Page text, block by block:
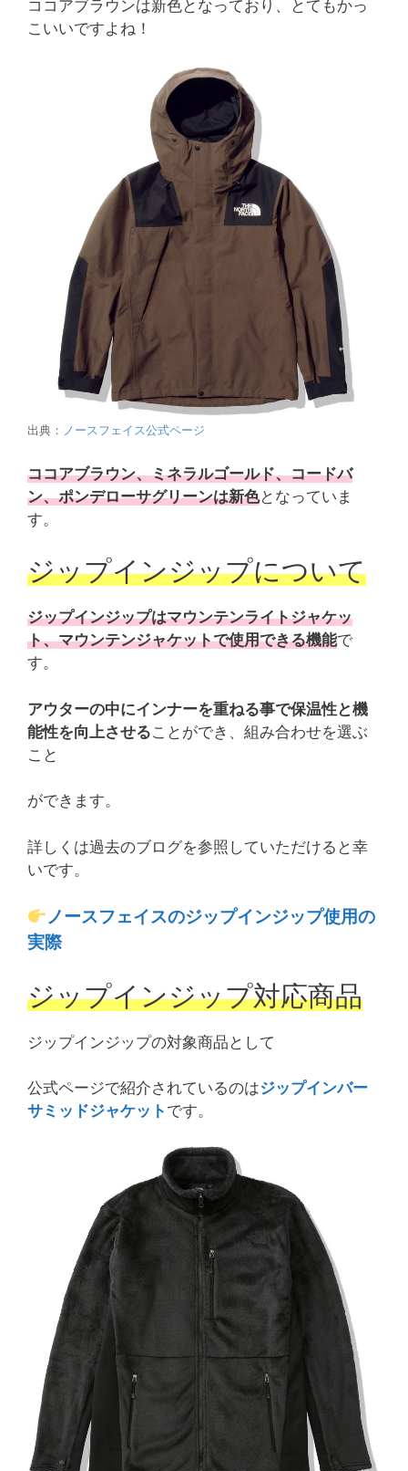
ココアブラウンは新色となっており、とてもかっ
こいいですよね！
出典： ノースフェイス公式ページ
ココアブラウン、ミネラルゴールド、コードバ
ン、ポンデローサグリーンは新色となっていま
す。
ジップインジップについて
ジップインジップはマウンテンライトジャケッ
ト、マウンテンジャケットで使用できる機能で
す。
アウターの中にインナーを重ねる事で保温性と機
能性を向上させることができ、組み合わせを選ぶ
こと
ができます。
詳しくは過去のブログを参照していただけると幸
いです。
ノースフェイスのジップインジップ使用の
実際
ジップインジップ対応商品
ジップインジップの対象商品として
公式ページで紹介されているのはジップインバー
サミッドジャケット です。